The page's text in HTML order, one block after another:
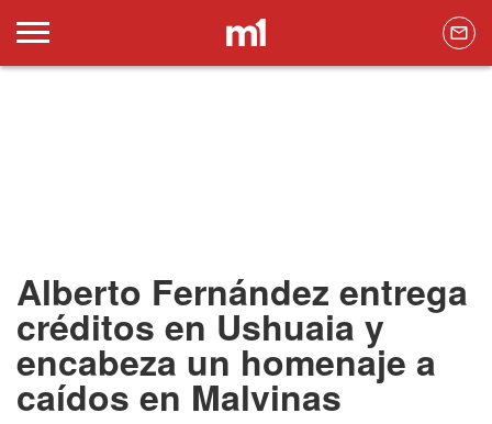
Alberto Fernández entrega
créditos en Ushuaia y
encabeza un homenaje a
caídos en Malvinas